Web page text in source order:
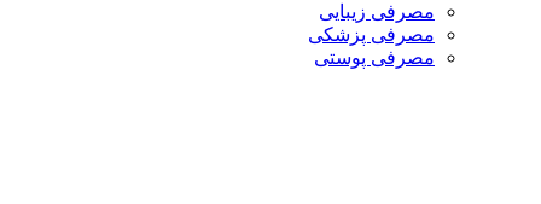
مصرفی زیبایی
مصرفی پزشکی
مصرفی پوستی